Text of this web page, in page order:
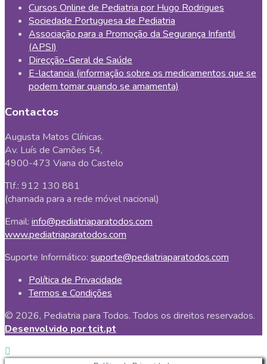
Cursos Online de Pediatria por Hugo Rodrigues
Sociedade Portuguesa de Pediatria
Associação para a Promoção da Segurança Infantil
(APSI)
Direcção-Geral de Saúde
E-lactancia (informação sobre os medicamentos que se
podem tomar quando se amamenta)
Contactos
Augusta Matos Clínicas.
Av. Luís de Camões 54,
4900-473 Viana do Castelo
Tlf.: 912 130 881
(chamada para a rede móvel nacional)
Email: info@pediatriaparatodos.com
www.pediatriaparatodos.com
Suporte Informático: suporte@pediatriaparatodos.com
Política de Privacidade
Termos e Condições
© 2026, Pediatria para Todos. Todos os direitos reservados.
Desenvolvido por tcit.pt